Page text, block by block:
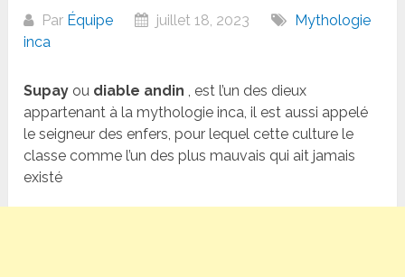
Par Équipe juillet 18, 2023
Mythologie
inca
Supay ou diable andin , est l’un des dieux
appartenant à la mythologie inca, il est aussi appelé
le seigneur des enfers, pour lequel cette culture le
classe comme l’un des plus mauvais qui ait jamais
existé